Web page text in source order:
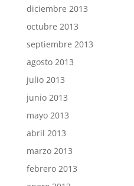
diciembre 2013
octubre 2013
septiembre 2013
agosto 2013
julio 2013
junio 2013
mayo 2013
abril 2013
marzo 2013
febrero 2013